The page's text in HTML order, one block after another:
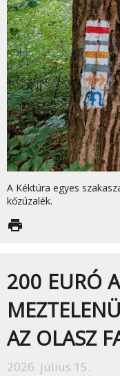
A Kéktúra egyes
kőzúzalék.
print
200 EURÓ
AZ OLASZ
2026. július 15.